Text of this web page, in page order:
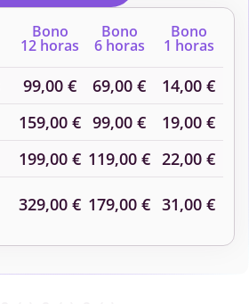
Bono
12 horas
Bono
6 horas
Bono
1 horas
99,00 € 69,00 €
14,00 €
159,00 € 99,00 €
19,00 €
199,00 € 119,00 € 22,00 €
329,00 € 179,00 € 31,00 €